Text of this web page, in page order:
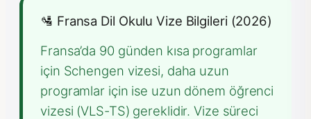
🛂 Fransa Dil Okulu Vize Bilgileri (2026)
Fransa’da 90 günden kısa programlar
için Schengen vizesi, daha uzun
programlar için ise uzun dönem öğrenci
vizesi (VLS-TS) gereklidir. Vize süreci